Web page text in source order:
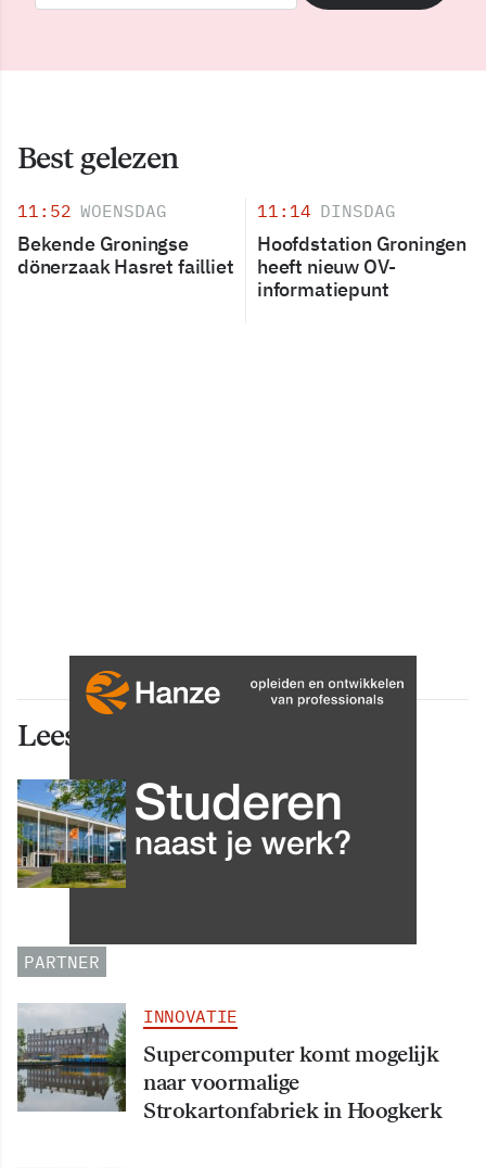
Best gelezen
11:52 WOENSDAG
Bekende Groningse
dönerzaak Hasret failliet
11:14 DINSDAG
Hoofdstation Groningen
heeft nieuw OV-
informatiepunt
Lees ook deze artikelen
INNOVATIE
Grip op data en informatie:
Leergang Data en
PARTNER
INNOVATIE
Supercomputer komt mogelijk
naar voormalige
Strokartonfabriek in Hoogkerk